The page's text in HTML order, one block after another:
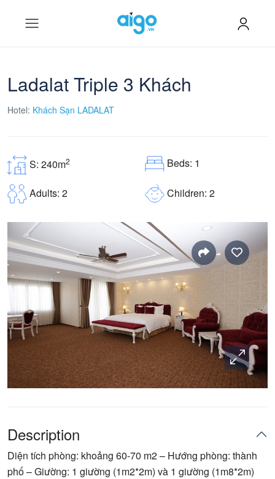
Ladalat Triple 3 Khách
Hotel: Khách Sạn LADALAT
S: 240m2 Beds: 1
Adults: 2 Children: 2
Description
Diện tích phòng: khoảng 60-70 m2 – Hướng phòng: thành
phố – Giường: 1 giường (1m2*2m) và 1 giường (1m8*2m)